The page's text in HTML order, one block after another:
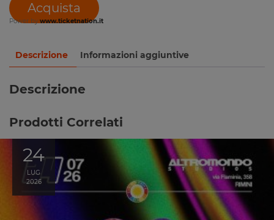
Acquista
Power by www.ticketnation.it
Descrizione Informazioni aggiuntive
Descrizione
Prodotti Correlati
24
LUG
2026